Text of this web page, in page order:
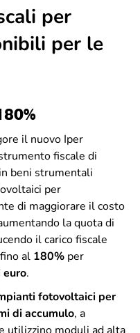
per
per le
il nuovo Iper
fiscale di
beni strumentali
per
di maggiorare il costo
la quota di
il carico fiscale
al 180% per
euro.
fotovoltaici per
di accumulo, a